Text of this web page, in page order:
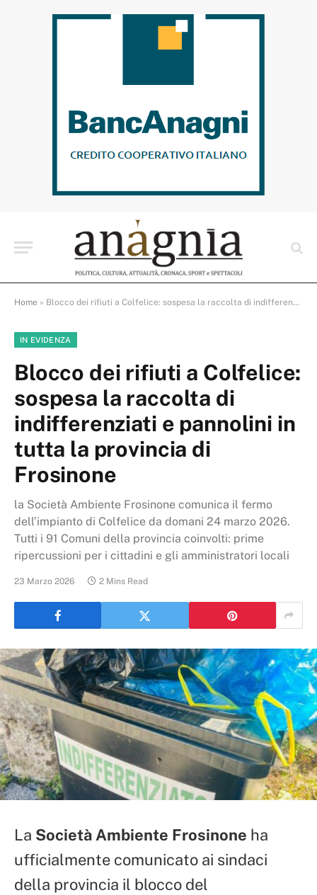
Home » Blocco dei rifiuti a Colfelice: sospesa la raccolta di indifferenziati e pannolini in tutta la provincia di Frosinone
IN EVIDENZA
Blocco dei rifiuti a Colfelice:
sospesa la raccolta di
indifferenziati e pannolini in
tutta la provincia di
Frosinone
la Società Ambiente Frosinone comunica il fermo
dell’impianto di Colfelice da domani 24 marzo 2026.
Tutti i 91 Comuni della provincia coinvolti: prime
ripercussioni per i cittadini e gli amministratori locali
23 Marzo 2026 2 Mins Read
La Società Ambiente Frosinone ha
ufficialmente comunicato ai sindaci
della provincia il blocco del